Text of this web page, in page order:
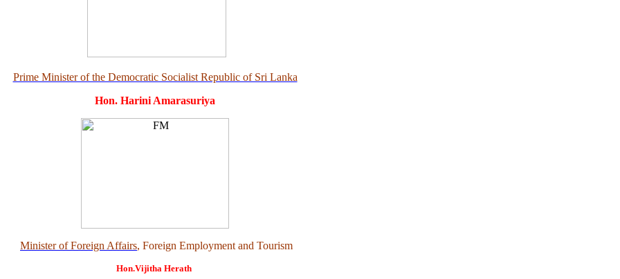
Prime Minister of the Democratic Socialist Republic of Sri Lanka
Hon. Harini Amarasuriya
Minister of Foreign Affairs, Foreign Employment and Tourism
Hon.Vijitha Herath